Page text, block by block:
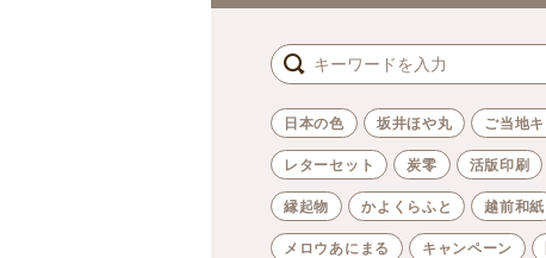
日本の色 坂井ほや丸 ご当地
レターセット 炭零 活版印刷
縁起物 かよくらふと 越前和紙
メロウあにまる キャンペーン